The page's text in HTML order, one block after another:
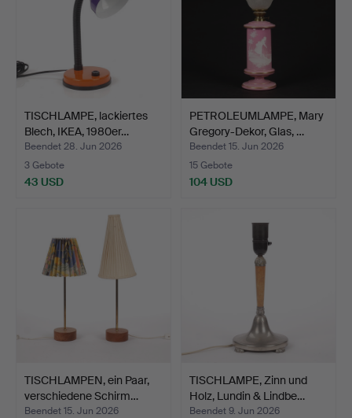
TISCHLAMPE, lackiertes
Blech, IKEA, 1980er…
Beendet 28. Jun 2026
3 Gebote
43 USD
PETROLEUMLAMPE, Mary
Gregory-Dekor, Glas, …
Beendet 15. Jun 2026
15 Gebote
104 USD
TISCHLAMPEN, ein Paar,
verschiedene Schirm…
Beendet 15. Jun 2026
TISCHLAMPE, Zinn und
Holz, Lundin & Lindbe…
Beendet 9. Jun 2026